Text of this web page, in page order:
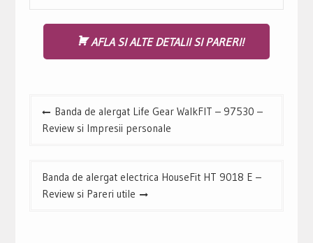
AFLA SI ALTE DETALII SI PARERI!
NavigareBanda de alergat Life Gear WalkFIT – 97530 –
Review si Impresii personale
Banda de alergat electrica HouseFit HT 9018 E –
Review si Pareri utile